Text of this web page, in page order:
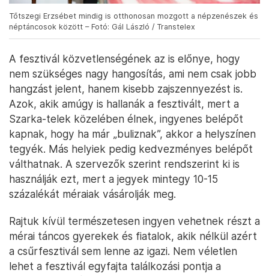
Tőtszegi Erzsébet mindig is otthonosan mozgott a népzenészek és
néptáncosok között – Fotó: Gál László / Transtelex
A fesztivál közvetlenségének az is előnye, hogy
nem szükséges nagy hangosítás, ami nem csak jobb
hangzást jelent, hanem kisebb zajszennyezést is.
Azok, akik amúgy is hallanák a fesztivált, mert a
Szarka-telek közelében élnek, ingyenes belépőt
kapnak, hogy ha már „buliznak”, akkor a helyszínen
tegyék. Más helyiek pedig kedvezményes belépőt
válthatnak. A szervezők szerint rendszerint ki is
használják ezt, mert a jegyek mintegy 10-15
százalékát méraiak vásárolják meg.
Rajtuk kívül természetesen ingyen vehetnek részt a
mérai táncos gyerekek és fiatalok, akik nélkül azért
a csűrfesztivál sem lenne az igazi. Nem véletlen
lehet a fesztivál egyfajta találkozási pontja a